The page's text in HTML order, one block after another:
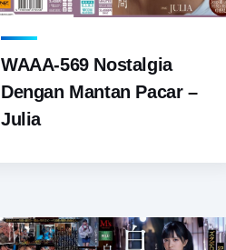
WAAA-569 Nostalgia
Dengan Mantan Pacar –
Julia